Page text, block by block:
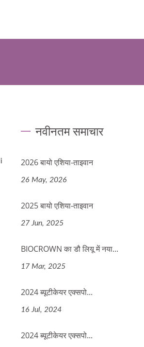
नवीनतम समाचार
2026 बायो एशिया-ताइवान
26 May, 2026
2025 बायो एशिया-ताइवान
27 Jun, 2025
BIOCROWN का डौ लियू में नया...
17 Mar, 2025
2024 ब्यूटीकेयर एक्सपो...
16 Jul, 2024
2024 ब्यूटीकेयर एक्सपो...